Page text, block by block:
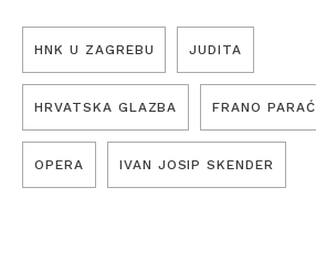
HNK U ZAGREBU JUDITA
HRVATSKA GLAZBA FRANO PARAĆ
OPERA IVAN JOSIP SKENDER